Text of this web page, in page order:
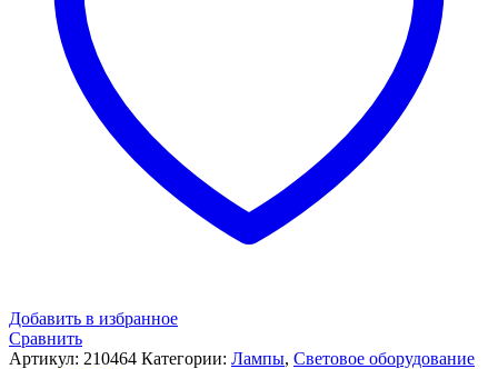
Добавить в избранное
Сравнить
Артикул: 210464 Категории: Лампы, Световое оборудование